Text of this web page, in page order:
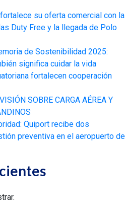
su oferta comercial con la
Duty Free y la llegada de Polo
de Sostenibilidad 2025:
significa cuidar la vida
fortalecen cooperación
SOBRE CARGA AÉREA Y
Quiport recibe dos
preventiva en el aeropuerto de